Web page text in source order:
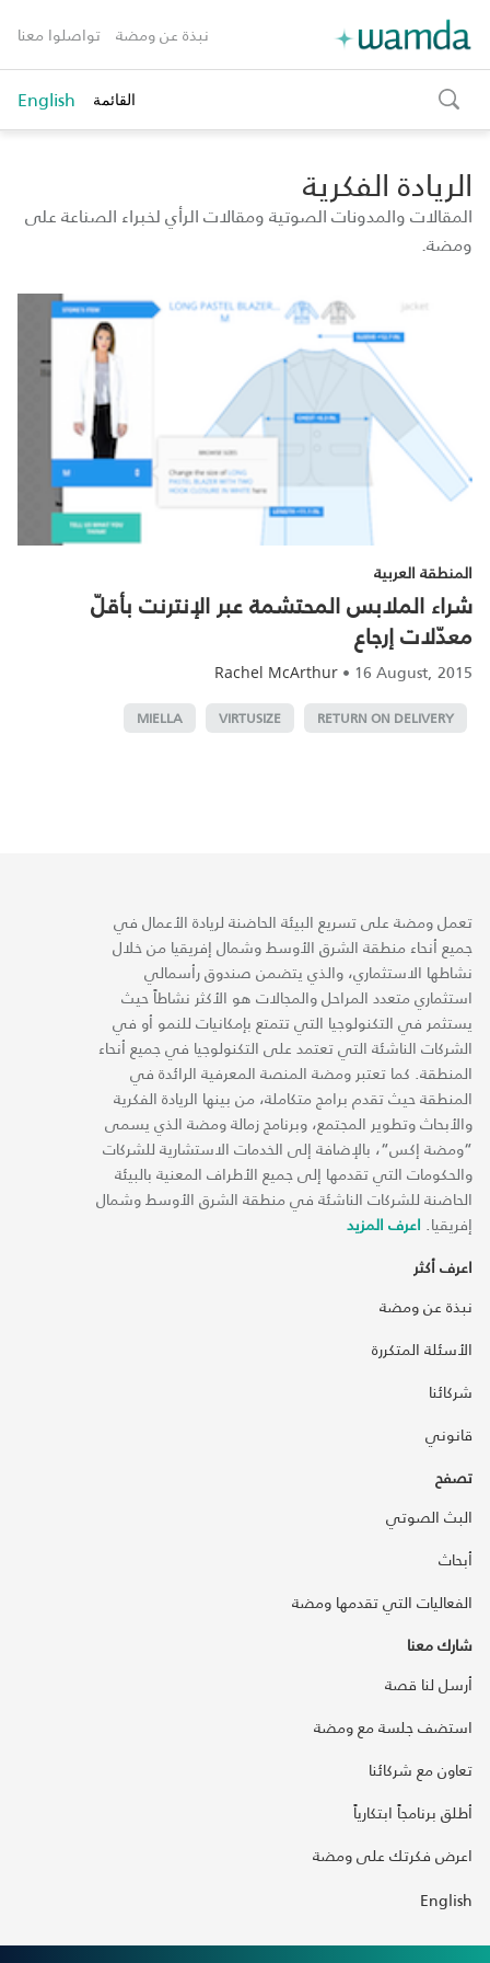
نبذة عن ومضة تواصلوا معنا
toggle
search
القائمة English
الريادة الفكرية
المقالات والمدونات الصوتية ومقالات الرأي لخبراء الصناعة على
ومضة.
المنطقة العربية
شراء الملابس المحتشمة عبر الإنترنت بأقلّ
معدّلات إرجاع
Rachel McArthur • 16 August, 2015
RETURN ON DELIVERY
VIRTUSIZE
MIELLA
تعمل ومضة على تسريع البيئة الحاضنة لريادة الأعمال في
جميع أنحاء منطقة الشرق الأوسط وشمال إفريقيا من خلال
نشاطها الاستثماري، والذي يتضمن صندوق رأسمالي
استثماري متعدد المراحل والمجالات هو الأكثر نشاطاً حيث
يستثمر في التكنولوجيا التي تتمتع بإمكانيات للنمو أو في
الشركات الناشئة التي تعتمد على التكنولوجيا في جميع أنحاء
المنطقة. كما تعتبر ومضة المنصة المعرفية الرائدة في
المنطقة حيث تقدم برامج متكاملة، من بينها الريادة الفكرية
والأبحاث وتطوير المجتمع، وبرنامج زمالة ومضة الذي يسمى
“ومضة إكس“، بالإضافة إلى الخدمات الاستشارية للشركات
والحكومات التي تقدمها إلى جميع الأطراف المعنية بالبيئة
الحاضنة للشركات الناشئة في منطقة الشرق الأوسط وشمال
إفريقيا. اعرف المزيد
اعرف أكثر
نبذة عن ومضة
الأسئلة المتكررة
شركائنا
قانوني
تصفح
البث الصوتي
أبحاث
الفعاليات التي تقدمها ومضة
شارك معنا
أرسل لنا قصة
استضف جلسة مع ومضة
تعاون مع شركائنا
أطلق برنامجاً ابتكارياً
اعرض فكرتك على ومضة
English